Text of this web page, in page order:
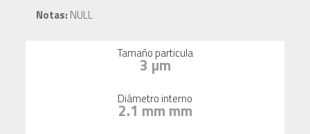
Notas: NULL
Tamaño particula
3 µm
Diámetro interno
2.1 mm mm